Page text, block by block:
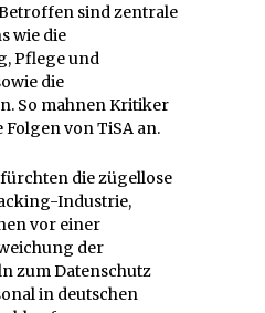
sind zentrale
wie die
Pflege und
die
So mahnen Kritiker
von TiSA an.
die zügellose
Industrie,
vor einer
der
zum Datenschutz
in deutschen